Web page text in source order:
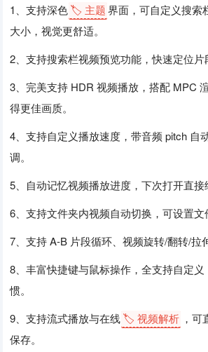
1、支持深色🏷️ 主题 界面，可自定义搜索
大小，视觉更舒适。
2、支持搜索栏视频预览功能，快速定位片
3、完美支持 HDR 视频播放，搭配 MPC
得更佳画质。
4、支持自定义播放速度，带音频 pitch 自
调。
5、自动记忆视频播放进度，下次打开直接
6、支持文件夹内视频自动切换，可设置文
7、支持 A-B 片段循环、视频旋转/翻转/拉
8、丰富快捷键与鼠标操作，全支持自定
惯。
9、支持流式播放与在线🏷️ 视频解析 ，
保存。